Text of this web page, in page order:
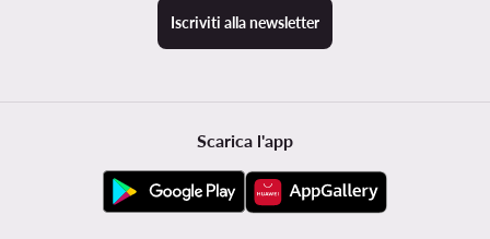
Iscriviti alla newsletter
Scarica l'app